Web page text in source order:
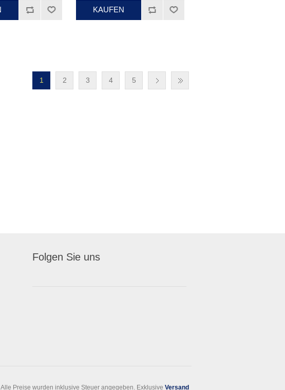
1 2 3 4 5
Folgen Sie uns
Alle Preise wurden inklusive Steuer angegeben. Exklusive Versand